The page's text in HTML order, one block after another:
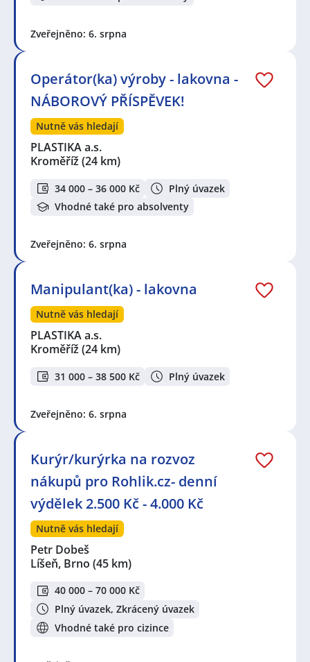
Zveřejněno: 6. srpna
Operátor(ka) výroby - lakovna -
NÁBOROVÝ PŘÍSPĚVEK!
Nutně vás hledají
PLASTIKA a.s.
Kroměříž (24 km)
34 000 – 36 000 Kč
Plný úvazek
Vhodné také pro absolventy
Zveřejněno: 6. srpna
Manipulant(ka) - lakovna
Nutně vás hledají
PLASTIKA a.s.
Kroměříž (24 km)
31 000 – 38 500 Kč Plný úvazek
Zveřejněno: 6. srpna
Kurýr/kurýrka na rozvoz
nákupů pro Rohlik.cz- denní
výdělek 2.500 Kč - 4.000 Kč
Nutně vás hledají
Petr Dobeš
Líšeň, Brno (45 km)
40 000 – 70 000 Kč
Plný úvazek, Zkrácený úvazek
Vhodné také pro cizince